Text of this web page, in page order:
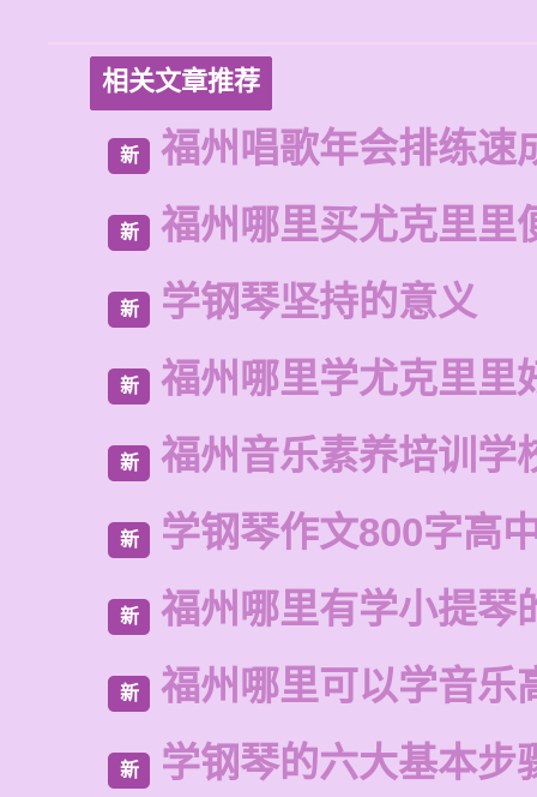
相关文章推荐
新 福州唱歌年会排练速
新 福州哪里买尤克里里
新 学钢琴坚持的意义
新 福州哪里学尤克里里
新 福州音乐素养培训学
新 学钢琴作文800字高
新 福州哪里有学小提琴
新 福州哪里可以学音乐
新 学钢琴的六大基本步